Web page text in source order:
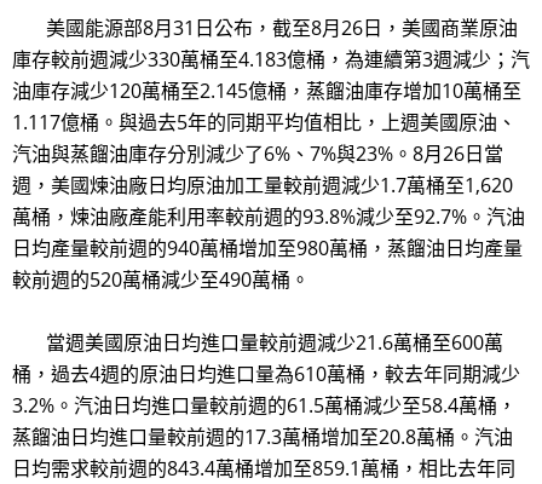
美國能源部8月31日公布，截至8月26日，美國商業原油
庫存較前週減少330萬桶至4.183億桶，為連續第3週減少；汽
油庫存減少120萬桶至2.145億桶，蒸餾油庫存增加10萬桶至
1.117億桶。與過去5年的同期平均值相比，上週美國原油、
汽油與蒸餾油庫存分別減少了6%、7%與23%。8月26日當
週，美國煉油廠日均原油加工量較前週減少1.7萬桶至1,620
萬桶，煉油廠產能利用率較前週的93.8%減少至92.7%。汽油
日均產量較前週的940萬桶增加至980萬桶，蒸餾油日均產量
較前週的520萬桶減少至490萬桶。
當週美國原油日均進口量較前週減少21.6萬桶至600萬
桶，過去4週的原油日均進口量為610萬桶，較去年同期減少
3.2%。汽油日均進口量較前週的61.5萬桶減少至58.4萬桶，
蒸餾油日均進口量較前週的17.3萬桶增加至20.8萬桶。汽油
日均需求較前週的843.4萬桶增加至859.1萬桶，相比去年同